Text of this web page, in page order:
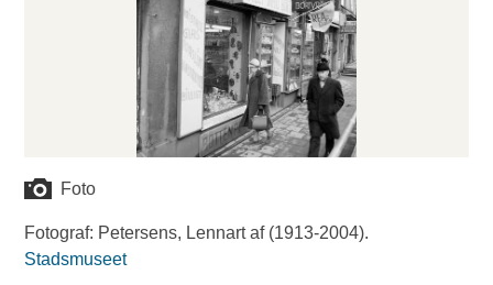
Foto
Fotograf: Petersens, Lennart af (1913-2004).
Stadsmuseet